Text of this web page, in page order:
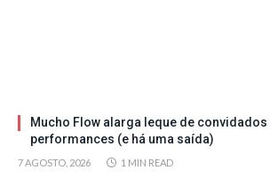
Mucho Flow alarga leque de convidados
performances (e há uma saída)
7 AGOSTO, 2026 1 MIN READ